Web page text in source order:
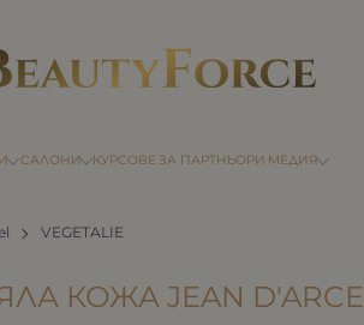
САЛОНИ КУРСОВЕ ЗА ПАРТНЬОРИ МЕДИЯ
VEGETALIE
КОЖА JEAN